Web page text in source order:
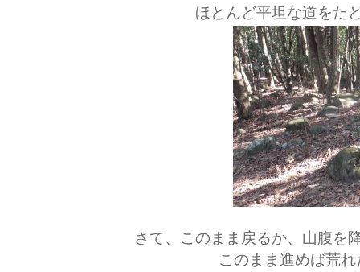
ほとんど平坦な道をた
さて、このまま戻るか、山腹を
このまま進めば荒